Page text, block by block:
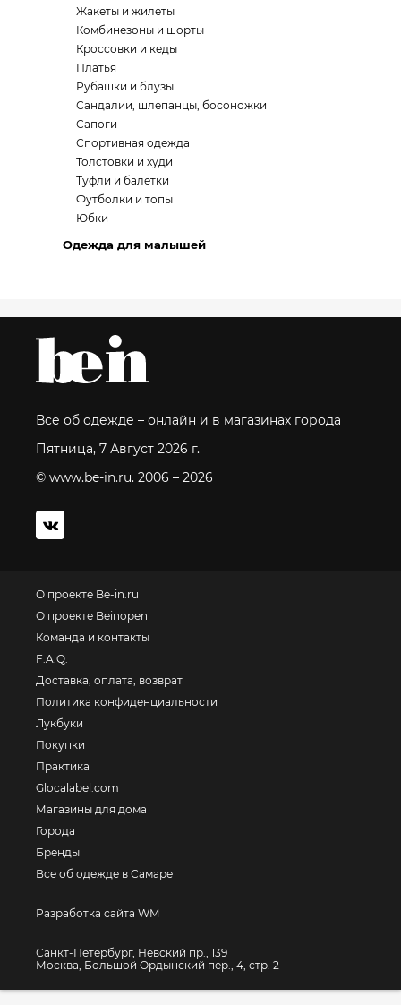
Жакеты и жилеты
Комбинезоны и шорты
Кроссовки и кеды
Платья
Рубашки и блузы
Сандалии, шлепанцы, босоножки
Сапоги
Спортивная одежда
Толстовки и худи
Туфли и балетки
Футболки и топы
Юбки
Одежда для малышей
Все об одежде – онлайн и в магазинах города
Пятница, 7 Август 2026 г.
© www.be-in.ru. 2006 – 2026
О проекте Be-in.ru
О проекте Beinopen
Команда и контакты
F.A.Q.
Доставка, оплата, возврат
Политика конфиденциальности
Лукбуки
Покупки
Практика
Glocalabel.com
Магазины для дома
Города
Бренды
Все об одежде в Самаре
Разработка сайта WM
Санкт-Петербург, Невский пр., 139
Москва, Большой Ордынский пер., 4, стр. 2